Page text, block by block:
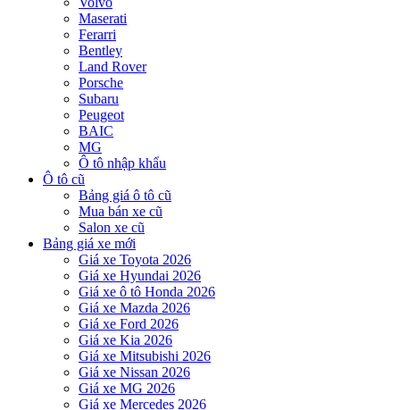
Maserati
Ferarri
Bentley
Land Rover
Porsche
Subaru
Peugeot
BAIC
MG
Ô tô nhập khẩu
Ô tô cũ
Bảng giá ô tô cũ
Mua bán xe cũ
Salon xe cũ
Bảng giá xe mới
Giá xe Toyota 2026
Giá xe Hyundai 2026
Giá xe ô tô Honda 2026
Giá xe Mazda 2026
Giá xe Ford 2026
Giá xe Kia 2026
Giá xe Mitsubishi 2026
Giá xe Nissan 2026
Giá xe MG 2026
Giá xe Mercedes 2026